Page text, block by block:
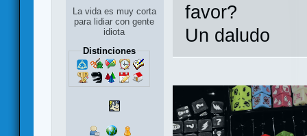
La vida es muy corta
para lidiar con gente
idiota
Distinciones
favor?
Un daludo